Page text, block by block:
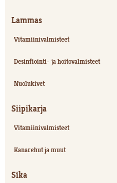
Lammas
Vitamiinivalmisteet
Desinfiointi- ja hoitovalmisteet
Nuolukivet
Siipikarja
Vitamiinivalmisteet
Kanarehut ja muut
Sika